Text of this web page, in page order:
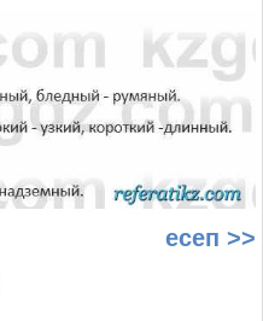
есеп >>